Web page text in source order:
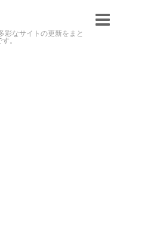
彩なサイトの更新をまと
す。